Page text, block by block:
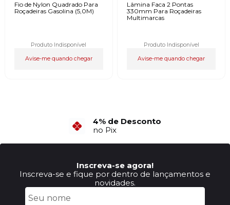
Fio de Nylon Quadrado Para
Roçadeiras Gasolina (5,0M)
Produto Indisponível
Avise-me quando chegar
Lâmina Faca 2 Pontas
330mm Para Roçadeiras
Multimarcas
Produto Indisponível
Avise-me quando chegar
4% de Desconto
no Pix
Inscreva-se agora!
Inscreva-se e fique por dentro de lançamentos e
novidades.